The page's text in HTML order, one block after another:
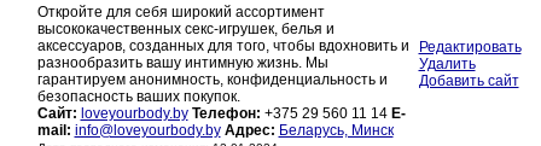
Откройте для себя широкий ассортимент
высококачественных секс-игрушек, белья и
аксессуаров, созданных для того, чтобы вдохновить и
разнообразить вашу интимную жизнь. Мы
гарантируем анонимность, конфиденциальность и
безопасность ваших покупок.
Сайт: loveyourbody.by Телефон: +375 29 560 11 14 E-
mail: info@loveyourbody.by Адрес: Беларусь, Минск
Редактировать
Удалить
Добавить сайт